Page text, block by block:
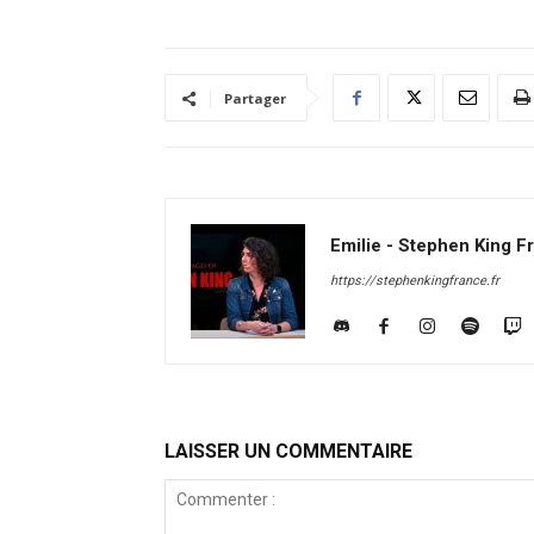
Partager
Emilie - Stephen King
https://stephenkingfrance.fr
LAISSER UN COMMENTAIRE